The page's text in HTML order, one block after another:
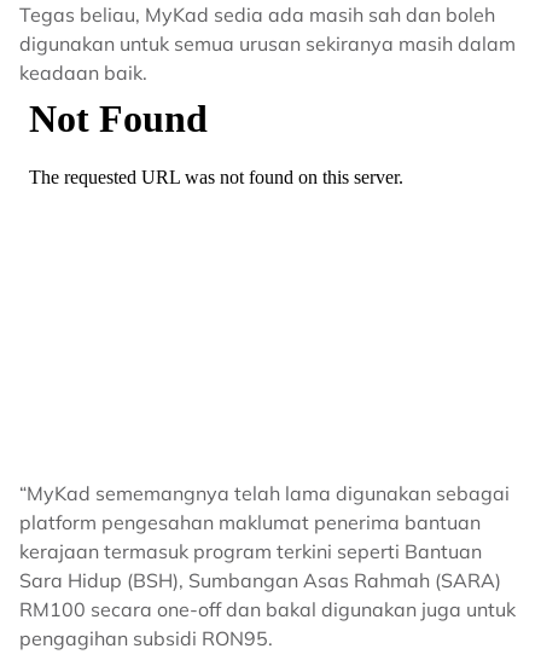
Tegas beliau, MyKad sedia ada masih sah dan boleh
digunakan untuk semua urusan sekiranya masih dalam
keadaan baik.
“MyKad sememangnya telah lama digunakan sebagai
platform pengesahan maklumat penerima bantuan
kerajaan termasuk program terkini seperti Bantuan
Sara Hidup (BSH), Sumbangan Asas Rahmah (SARA)
RM100 secara one-off dan bakal digunakan juga untuk
pengagihan subsidi RON95.